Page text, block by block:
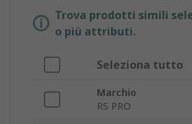
Trova prodotti simili
o più attributi.
Seleziona tutto
Marchio
RS PRO